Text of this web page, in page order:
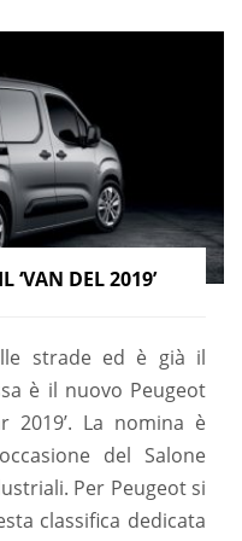
‘VAN DEL 2019’
strade ed è già il
è il nuovo Peugeot
2019’. La nomina è
del Salone
Per Peugeot si
classifica dedicata